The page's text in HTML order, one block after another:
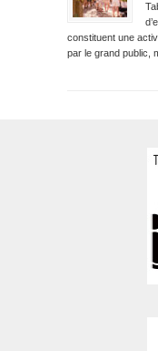
constituent une
par le grand public,